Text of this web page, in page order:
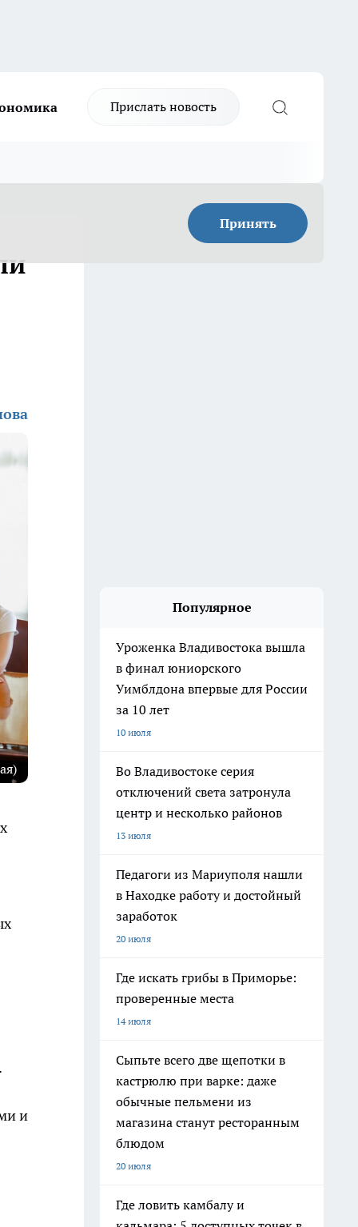
Прислать новость
Принять
и
Популярное
Уроженка Владивостока вышла
в финал юниорского
Уимблдона впервые для России
за 10 лет
10 июля
Во Владивостоке серия
отключений света затронула
центр и несколько районов
13 июля
Педагоги из Мариуполя нашли
в Находке работу и достойный
заработок
20 июля
Где искать грибы в Приморье:
проверенные места
14 июля
Сыпьте всего две щепотки в
кастрюлю при варке: даже
обычные пельмени из
магазина станут ресторанным
блюдом
20 июля
Где ловить камбалу и